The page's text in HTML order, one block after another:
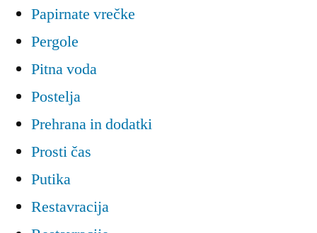
Papirnate vrečke
Pergole
Pitna voda
Postelja
Prehrana in dodatki
Prosti čas
Putika
Restavracija